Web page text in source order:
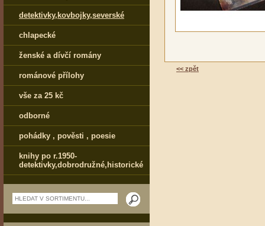
detektivky,kovbojky,severské
chlapecké
ženské a dívčí romány
románové přílohy
vše za 25 kč
odborné
pohádky , pověsti , poesie
knihy po r.1950-
detektivky,dobrodružné,historické
<< zpět